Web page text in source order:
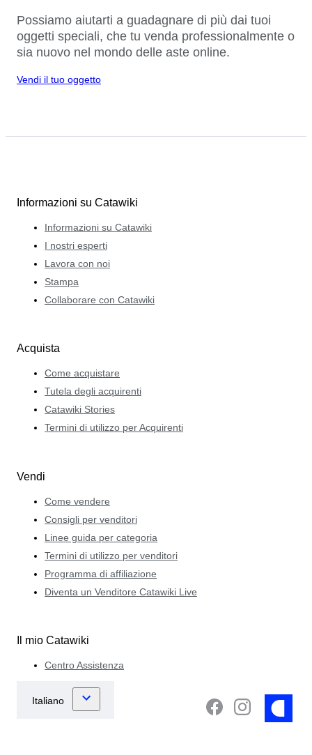
Possiamo aiutarti a guadagnare di più dai tuoi
oggetti speciali, che tu venda professionalmente o
sia nuovo nel mondo delle aste online.
Vendi il tuo oggetto
Informazioni su Catawiki
Informazioni su Catawiki
I nostri esperti
Lavora con noi
Stampa
Collaborare con Catawiki
Acquista
Come acquistare
Tutela degli acquirenti
Catawiki Stories
Termini di utilizzo per Acquirenti
Vendi
Come vendere
Consigli per venditori
Linee guida per categoria
Termini di utilizzo per venditori
Programma di affiliazione
Diventa un Venditore Catawiki Live
Il mio Catawiki
Centro Assistenza